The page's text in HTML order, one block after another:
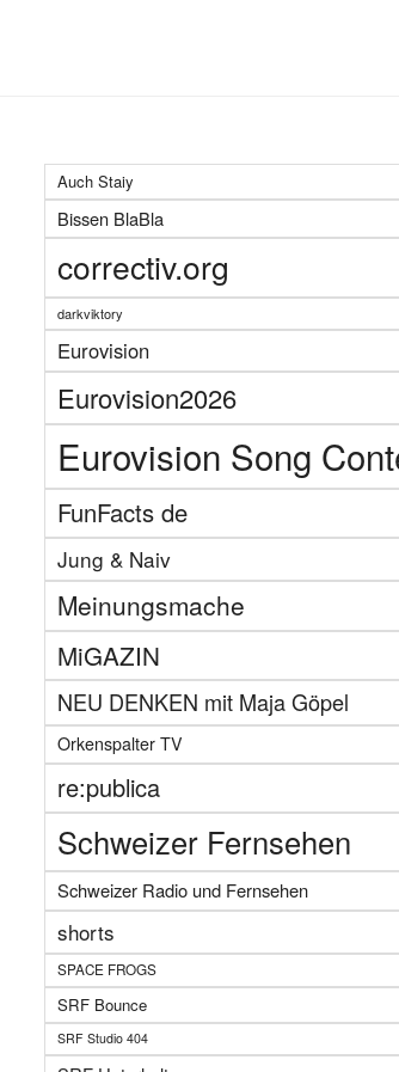
Auch Staiy
Bissen BlaBla
correctiv.org
darkviktory
Eurovision
Eurovision2026
Eurovision Song
FunFacts de
Jung & Naiv
Meinungsmache
MiGAZIN
NEU DENKEN mit Maja Göpel
Orkenspalter TV
re:publica
Schweizer Fernsehen
Schweizer Radio und Fernsehen
shorts
SPACE FROGS
SRF Bounce
SRF Studio 404